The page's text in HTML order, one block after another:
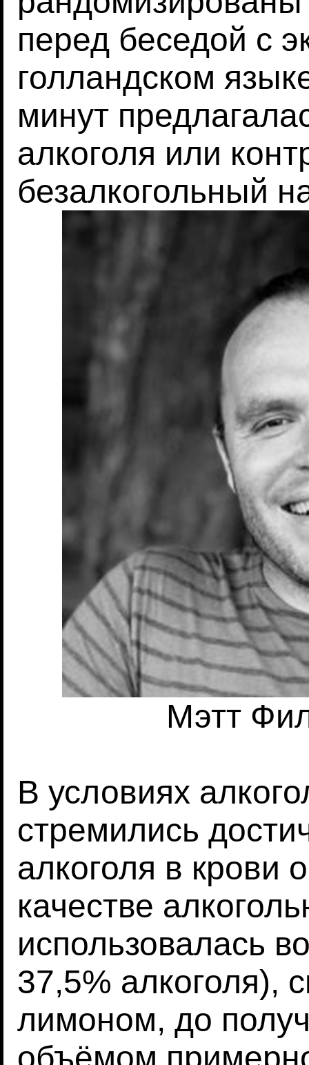
перед беседой с
голландском
минут
алкоголя или
безалкогольный
Мэтт
В условиях
стремились
алкоголя в крови
качестве
использовалась
37,5% алкоголя),
лимоном, до
объёмом